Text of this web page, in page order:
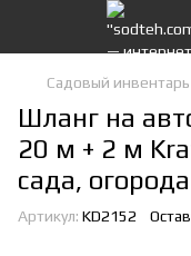
Садовый инвентарь
Шланг на
20 м + 2 м
сада,
Артикул: KD2152